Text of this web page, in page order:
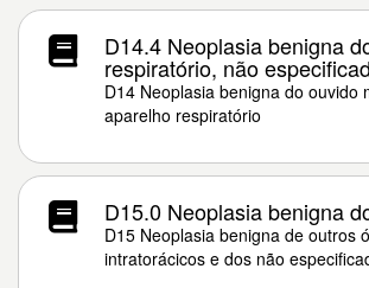
D14.4 Neoplasia benigna
respiratório, não
D14 Neoplasia benigna do ouvido
aparelho respiratório
D15.0 Neoplasia benigna
D15 Neoplasia benigna de outros
intratorácicos e dos não